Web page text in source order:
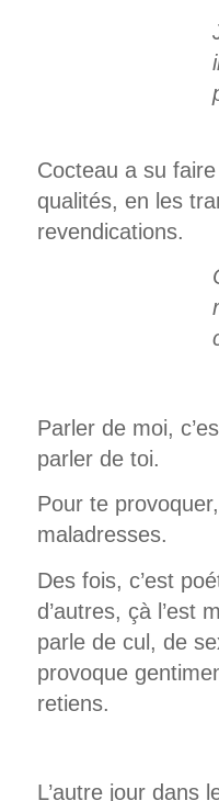
Cocteau a su
qualités, en les
revendications.
Parler de moi,
parler de toi.
Pour te
maladresses.
Des fois, c’est
d’autres, çà l’est
parle de cul, de
provoque
retiens.
L’autre jour dans